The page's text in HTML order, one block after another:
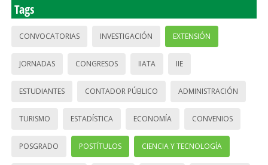
Tags
CONVOCATORIAS INVESTIGACIÓN EXTENSIÓN
JORNADAS CONGRESOS IIATA IIE
ESTUDIANTES CONTADOR PÚBLICO ADMINISTRACIÓN
TURISMO ESTADÍSTICA ECONOMÍA CONVENIOS
POSGRADO POSTÍTULOS CIENCIA Y TECNOLOGÍA